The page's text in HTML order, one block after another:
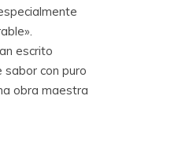
escrito
sabor con puro
obra maestra